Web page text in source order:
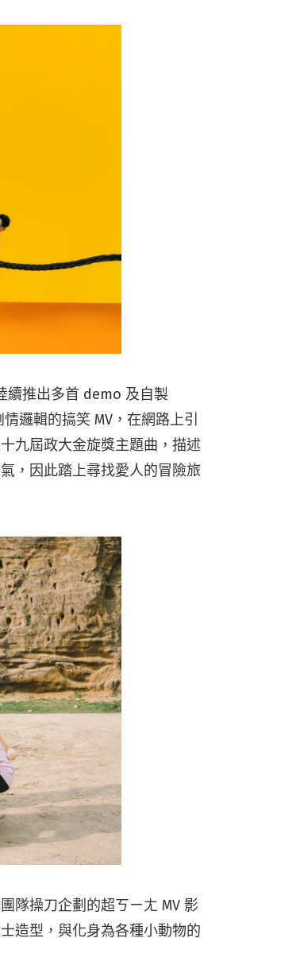
續推出多首 demo 及自製
邏輯的搞笑 MV，在網路上引
九屆政大金旋獎主題曲，描述
，因此踏上尋找愛人的冒險旅
隊操刀企劃的超ㄎㄧㄤ MV 影
造型，與化身為各種小動物的